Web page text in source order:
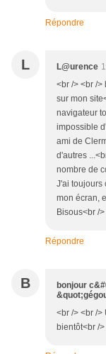
Répondre
L L@urence
<br /> <br /
sur mon
navigateur
impossible
ami de
d'autres
nombre de
J'ai toujours
mon écran,
Bisous<br /
Répondre
B
bonjour
<br /> <br /
bientôt<br /